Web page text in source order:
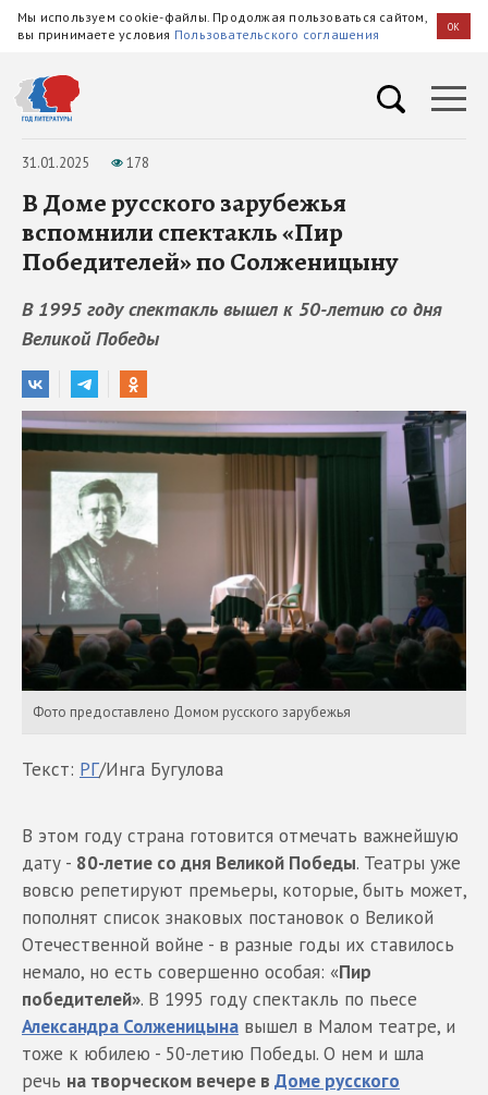
Мы используем cookie-файлы. Продолжая пользоваться сайтом,
вы принимаете условия Пользовательского соглашения OK
31.01.2025 178
В Доме русского зарубежья
вспомнили спектакль «Пир
Победителей» по Солженицыну
В 1995 году спектакль вышел к 50-летию со дня
Великой Победы
Фото предоставлено Домом русского зарубежья
Текст: РГ/Инга Бугулова
В этом году страна готовится отмечать важнейшую
дату - 80-летие со дня Великой Победы. Театры уже
вовсю репетируют премьеры, которые, быть может,
пополнят список знаковых постановок о Великой
Отечественной войне - в разные годы их ставилось
немало, но есть совершенно особая: «Пир
победителей». В 1995 году спектакль по пьесе
Александра Солженицына вышел в Малом театре, и
тоже к юбилею - 50-летию Победы. О нем и шла
речь на творческом вечере в Доме русского